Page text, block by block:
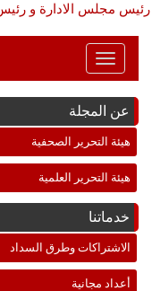
رئيس مجلس الادارة و
Toggle
Navigation
عن المجلة
هيئة التحرير الصحفية
هيئة التحرير العلمية
خدماتنا
الاشتراكات وطرق السداد
أعداد مجانية